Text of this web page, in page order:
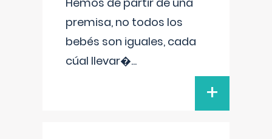
premisa, no todos los
bebés son iguales, cada
cúal llevar�...
+